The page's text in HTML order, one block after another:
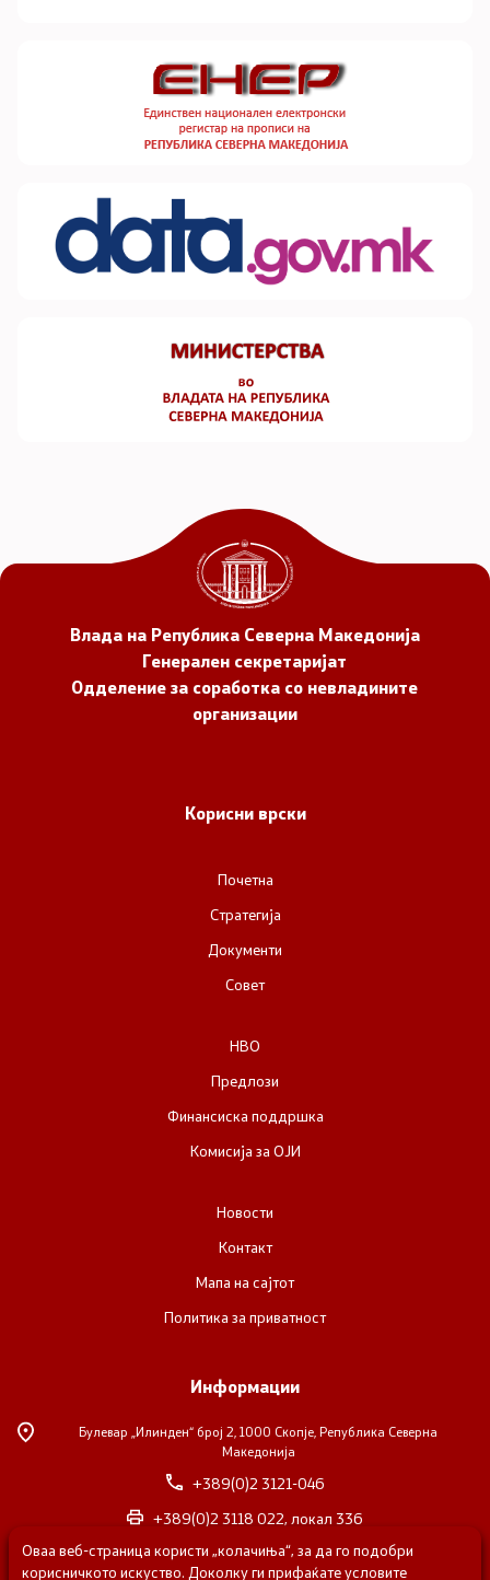
Влада на Република Северна Македонија
Генерален секретаријат
Одделение за соработка со невладините
организации
Корисни врски
Почетна
Стратегија
Документи
Совет
НВО
Предлози
Финансиска поддршка
Комисија за ОЈИ
Новости
Контакт
Мапа на сајтот
Политика за приватност
Информации
Булевар „Илинден“ број 2, 1000 Скопје, Република Северна
Македонија
+389(0)2 3121-046
+389(0)2 3118 022, локал 336
nvosorabotka@gs.gov.mk
Оваа веб-страница користи „колачиња“, за да го подобри
корисничкото искуство. Доколку ги прифаќате условите